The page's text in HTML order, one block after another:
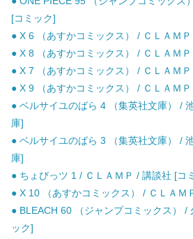
[コミック]
● X 6 （あすかコミックス） / ＣＬＡＭ
● X 8 （あすかコミックス） / ＣＬＡＭ
● X 7 （あすかコミックス） / ＣＬＡＭ
● X 9 （あすかコミックス） / ＣＬＡＭ
● ベルサイユのばら 4 （集英社文庫） /
庫]
● ベルサイユのばら 3 （集英社文庫） /
庫]
● ちょびっツ 1 / ＣＬＡＭＰ / 講談社 [コ
● X 10 （あすかコミックス） / ＣＬＡＭ
● BLEACH 60 （ジャンプコミックス） /
ック]